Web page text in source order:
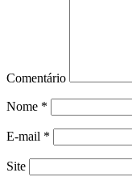
Comentário
Nome *
E-mail *
Site